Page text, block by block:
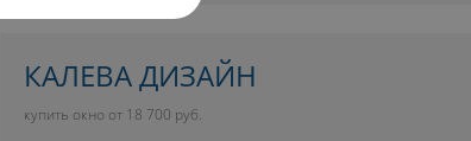
КАЛЕВА ДИЗАЙН
купить окно от 18 700 руб.